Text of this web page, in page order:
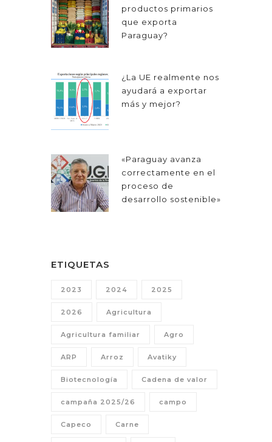
productos primarios
que exporta
Paraguay?
¿La UE realmente nos
ayudará a exportar
más y mejor?
«Paraguay avanza
correctamente en el
proceso de
desarrollo sostenible»
ETIQUETAS
2023 2024 2025
2026 Agricultura
Agricultura familiar Agro
ARP Arroz Avatiky
Biotecnología Cadena de valor
campaña 2025/26 campo
Capeco Carne